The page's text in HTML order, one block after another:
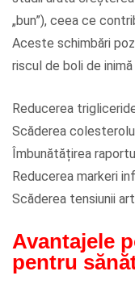
„bun”), ceea ce
Aceste schimbări
riscul de boli de
Reducerea
Scăderea
Îmbunătățirea
Reducerea markeri
Scăderea tensiunii
Avantajele
pentru